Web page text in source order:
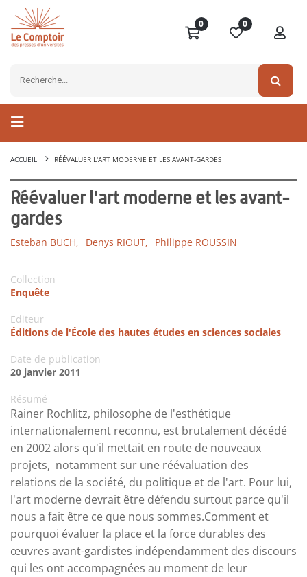
0 0
ACCUEIL RÉÉVALUER L'ART MODERNE ET LES AVANT-GARDES
Réévaluer l'art moderne et les avant-
gardes
Esteban BUCH, Denys RIOUT, Philippe ROUSSIN
Collection
Enquête
Editeur
Éditions de l'École des hautes études en sciences sociales
Date de publication
20 janvier 2011
Résumé
Rainer Rochlitz, philosophe de l'esthétique
internationalement reconnu, est brutalement décédé
en 2002 alors qu'il mettait en route de nouveaux
projets, notamment sur une réévaluation des
relations de la société, du politique et de l'art. Pour lui,
l'art moderne devrait être défendu surtout parce qu'il
nous a fait être ce que nous sommes.Comment et
pourquoi évaluer la place et la force durables des
œuvres avant-gardistes indépendamment des discours
qui les ont accompagnées au moment de leur